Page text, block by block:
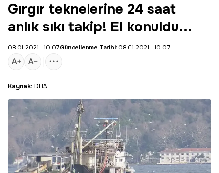
Gırgır teknelerine 24 saat
anlık sıkı takip! El konuldu...
08.01.2021 - 10:07Güncellenme Tarihi:08.01.2021 - 10:07
Kaynak: DHA